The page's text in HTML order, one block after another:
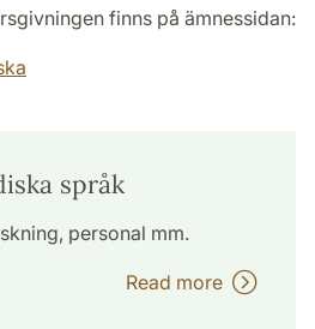
finns på ämnessidan:
språk
personal mm.
Read more